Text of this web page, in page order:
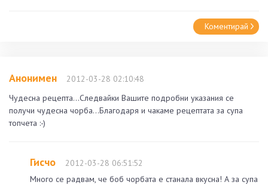
Коментирай
Анонимен
2012-03-28 02:10:48
Чудесна рецепта...Следвайки Вашите подробни указания се
получи чудесна чорба...Благодаря и чакаме рецептата за супа
топчета :-)
Гисчо
2012-03-28 06:51:52
Много се радвам, че боб чорбата е станала вкусна! А за супа